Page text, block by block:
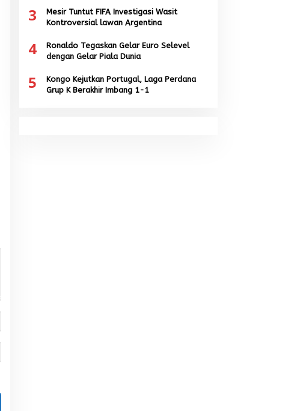
3
Mesir Tuntut FIFA Investigasi Wasit
Kontroversial lawan Argentina
4
Ronaldo Tegaskan Gelar Euro Selevel
dengan Gelar Piala Dunia
5
Kongo Kejutkan Portugal, Laga Perdana
Grup K Berakhir Imbang 1-1